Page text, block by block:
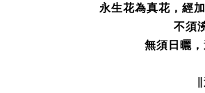
永生花為真花，經
不須
無須日曬